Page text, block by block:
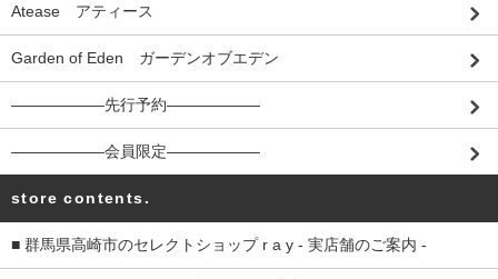
Atease アティース
Garden of Eden ガーデンオブエデン
――――――先行予約――――――
――――――会員限定――――――
store contents.
■ 群馬県高崎市のセレクトショップ r a y - 実店舗のご案内 -